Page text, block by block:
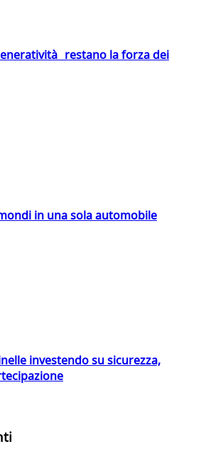
restano la forza dei
in una sola automobile
investendo su sicurezza,